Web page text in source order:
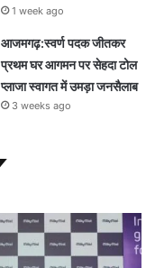
1 week ago
आजमगढ़:स्वर्ण पदक जीतकर
प्रथम घर आगमन पर सेहदा टोल
प्लाजा स्वागत में उमड़ा जनसैलाब
3 weeks ago